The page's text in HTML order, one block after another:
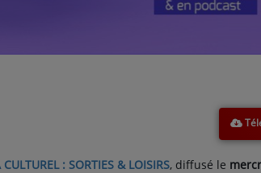
: SORTIES & LOISIRS, diffusé le